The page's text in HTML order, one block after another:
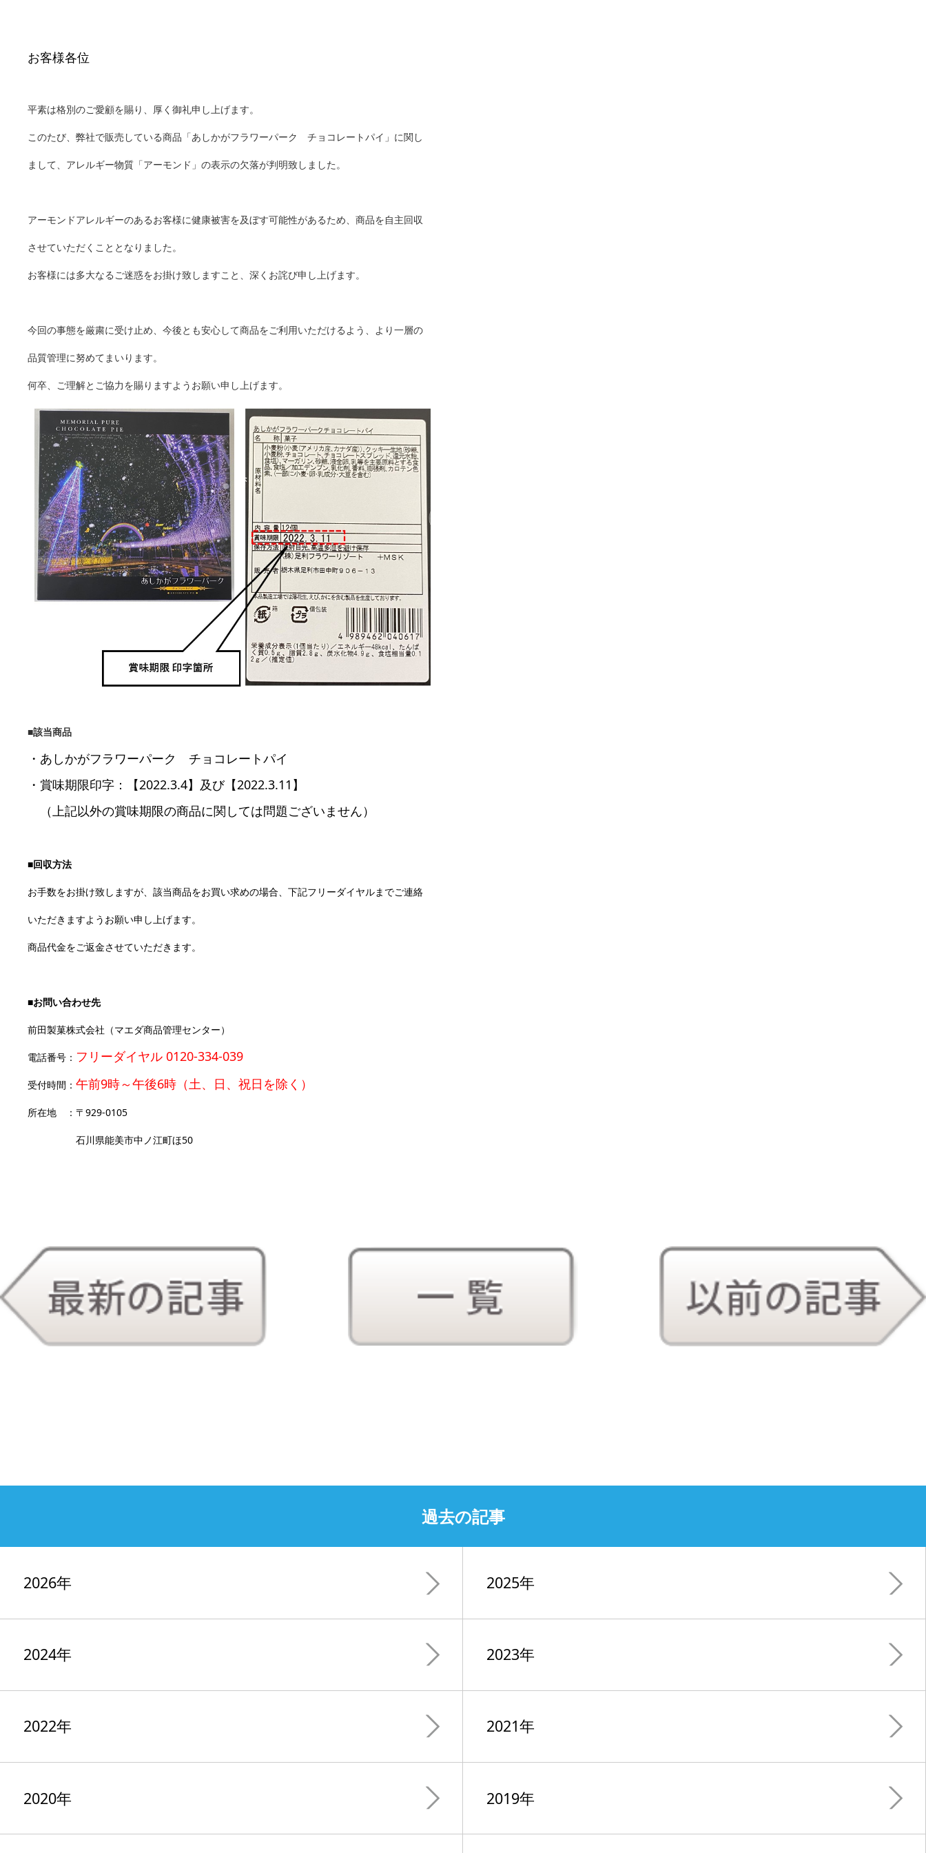
お客様各位
平素は格別のご愛顧を賜り、厚く御礼申し上げます。
このたび、弊社で販売している商品「あしかがフラワーパーク チョコレートパイ」に関し
まして、アレルギー物質「アーモンド」の表示の欠落が判明致しました。
アーモンドアレルギーのあるお客様に健康被害を及ぼす可能性があるため、商品を自主回収
させていただくこととなりました。
お客様には多大なるご迷惑をお掛け致しますこと、深くお詫び申し上げます。
今回の事態を厳粛に受け止め、今後とも安心して商品をご利用いただけるよう、より一層の
品質管理に努めてまいります。
何卒、ご理解とご協力を賜りますようお願い申し上げます。
■該当商品
・あしかがフラワーパーク チョコレートパイ
・賞味期限印字：【2022.3.4】及び【2022.3.11】
（上記以外の賞味期限の商品に関しては問題ございません）
■回収方法
お手数をお掛け致しますが、該当商品をお買い求めの場合、下記フリーダイヤルまでご連絡
いただきますようお願い申し上げます。
商品代金をご返金させていただきます。
■お問い合わせ先
前田製菓株式会社（マエダ商品管理センター）
電話番号： フリーダイヤル 0120-334-039
受付時間：午前9時～午後6時（土、日、祝日を除く）
所在地 ：〒929-0105
石川県能美市中ノ江町ほ50
過去の記事
2026年 2025年
2024年 2023年
2022年 2021年
2020年 2019年